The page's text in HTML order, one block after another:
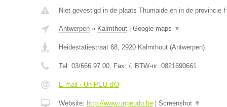
Niet gevestigd in de plaats Thumaide en in de provincie
Antwerpen» Kalmthout| Google maps ▼
Heidestatiestraat 68, 2920 Kalmthout(Antwerpen)
Tel: 03/666.97.00, Fax: /, BTW-nr: 0821690661
E-mail › Un PEU d'O
Website: http://www.unpeudo.be| Screenshot ▼